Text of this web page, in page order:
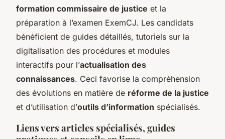
formation commissaire de justice et la
préparation à l’examen ExemCJ. Les candidats
bénéficient de guides détaillés, tutoriels sur la
digitalisation des procédures et modules
interactifs pour l’actualisation des
connaissances. Ceci favorise la compréhension
des évolutions en matière de réforme de la justice
et d’utilisation d’outils d’information spécialisés.
Liens vers articles spécialisés, guides